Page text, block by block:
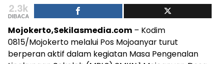
2.3k
DIBACA
Mojokerto,Sekilasmedia.com – Kodim
0815/Mojokerto melalui Pos Mojoanyar turut
berperan aktif dalam kegiatan Masa Pengenalan